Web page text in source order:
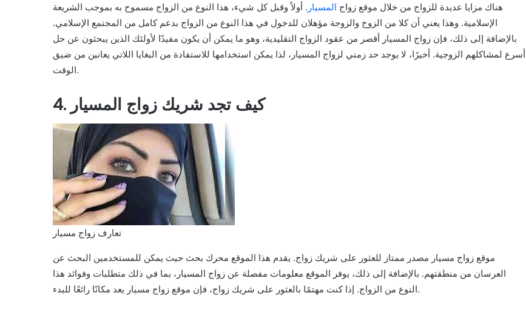
هناك مزايا عديدة للزواج من خلال موقع زواج المسيار . أولاً وقبل كل شيء، هذا النوع من الزواج مسموح به بموجب الشريعة
الإسلامية. وهذا يعني أن كلا من الزوج والزوجة مؤهلان للدخول في هذا النوع من الزواج بدعم كامل من المجتمع الإسلامي.
بالإضافة إلى ذلك، فإن زواج المسيار أقصر من عقود الزواج التقليدية، وهو ما يمكن أن يكون مفيدًا لأولئك الذين يبحثون عن حل
أسرع لمشاكلهم الزوجية. أخيرًا، لا يوجد حد زمني لزواج المسيار، لذا يمكن استخدامها للاستفادة من البغايا اللاتي يعانين من ضيق
الوقت.
4. كيف تجد شريك زواج المسيار
تعارف زواج مسيار
موقع زواج مسيار مصدر ممتاز للعثور على شريك زواج. يقدم هذا الموقع محرك بحث حيث يمكن للمستخدمين البحث عن
العرسان من منطقتهم. بالإضافة إلى ذلك، يوفر الموقع معلومات مفصلة عن زواج المسيار، بما في ذلك متطلبات وفوائد هذا
النوع من الزواج. إذا كنت مهتمًا بالعثور على شريك زواج، فإن موقع زواج مسيار يعد مكانًا رائعًا للبدء.